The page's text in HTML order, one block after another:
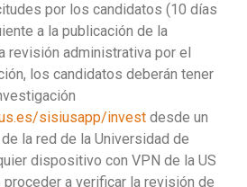
por los candidatos (10 días
a la publicación de la
revisión administrativa por el
los candidatos deberán tener
sisiusapp/invest desde un
la red de la Universidad de
dispositivo con VPN de la US
a verificar la revisión de